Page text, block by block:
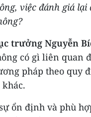
việc đánh giá
trưởng Nguyễn
có gì liên quan
pháp theo quy
ổn định và phù